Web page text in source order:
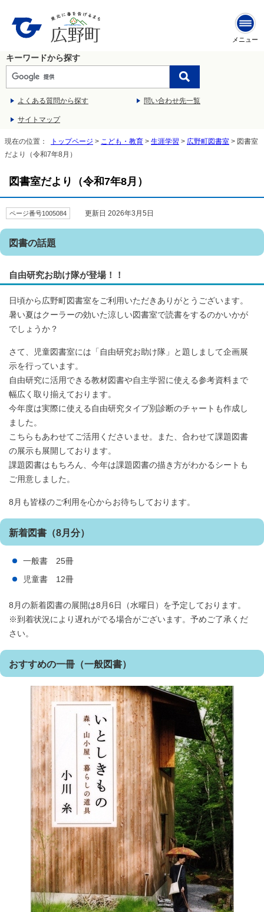
メニュー
キーワードから探す
よくある質問から探す 問い合わせ先一覧
サイトマップ
現在の位置： トップページ > こども・教育 > 生涯学習 > 広野町図書室 > 図書室
だより（令和7年8月）
図書室だより（令和7年8月）
ページ番号1005084 更新日 2026年3月5日
図書の話題
自由研究お助け隊が登場！！
日頃から広野町図書室をご利用いただきありがとうございます。
暑い夏はクーラーの効いた涼しい図書室で読書をするのかいかが
でしょうか？
さて、児童図書室には「自由研究お助け隊」と題しまして企画展
示を行っています。
自由研究に活用できる教材図書や自主学習に使える参考資料まで
幅広く取り揃えております。
今年度は実際に使える自由研究タイプ別診断のチャートも作成し
ました。
こちらもあわせてご活用くださいませ。また、合わせて課題図書
の展示も展開しております。
課題図書はもちろん、今年は課題図書の描き方がわかるシートも
ご用意しました。
8月も皆様のご利用を心からお待ちしております。
新着図書（8月分）
一般書 25冊
児童書 12冊
8月の新着図書の展開は8月6日（水曜日）を予定しております。
※到着状況により遅れがでる場合がございます。予めご了承くだ
さい。
おすすめの一冊（一般図書）